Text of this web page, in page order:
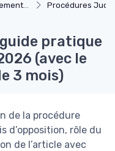
Procédures Judiciaires et
pratique
(avec le
3 mois)
de la procédure
d’opposition, rôle du
de l’article avec